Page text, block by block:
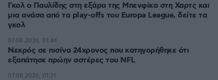
Γκολ ο Παυλίδης στη εξάρα της Μπενφίκα στη Χαρτς και
μια ανάσα από τα play-offs του Europa League, δείτε τα
γκολ
Νεκρός σε πισίνα 24χρονος που κατηγορήθηκε ότι
εξαπάτησε πρώην αστέρες του NFL
07.08.2026, 01:44
07.08.2026, 01:21